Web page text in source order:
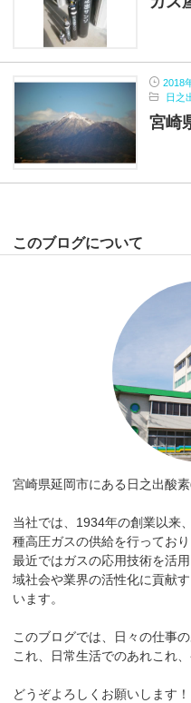
2018
日之
宮崎
このブログについて
宮崎県延岡市にある日之出酸
当社では、1934年の創業以来
種高圧ガスの供給を行っており
最近ではガスの応用技術を活
域社会や業界の活性化に貢献
います。
このブログでは、日々の仕事
これ、日常生活でのあれこれ
どうぞよろしくお願いします！